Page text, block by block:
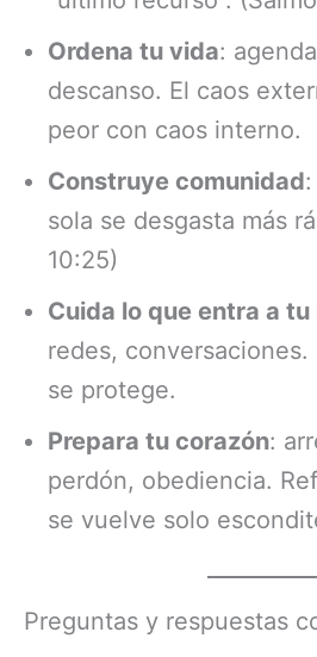
Ordena tu vida:
descanso. El caos
peor con caos interno.
Construye comunidad
sola se desgasta más
10:25)
Cuida lo que entra a
redes, conversaciones.
se protege.
Prepara tu corazón:
perdón, obediencia.
se vuelve solo
Preguntas y respuestas